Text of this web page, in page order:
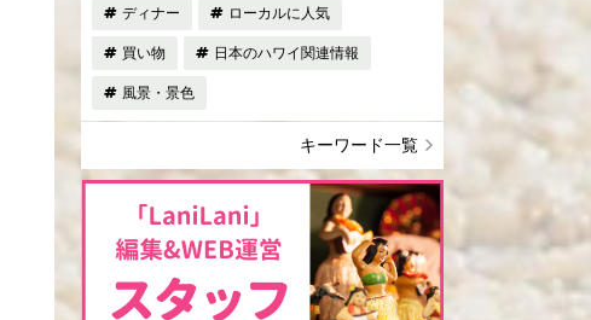
ディナー ローカルに人気
買い物 日本のハワイ関連情報
風景・景色
キーワード一覧